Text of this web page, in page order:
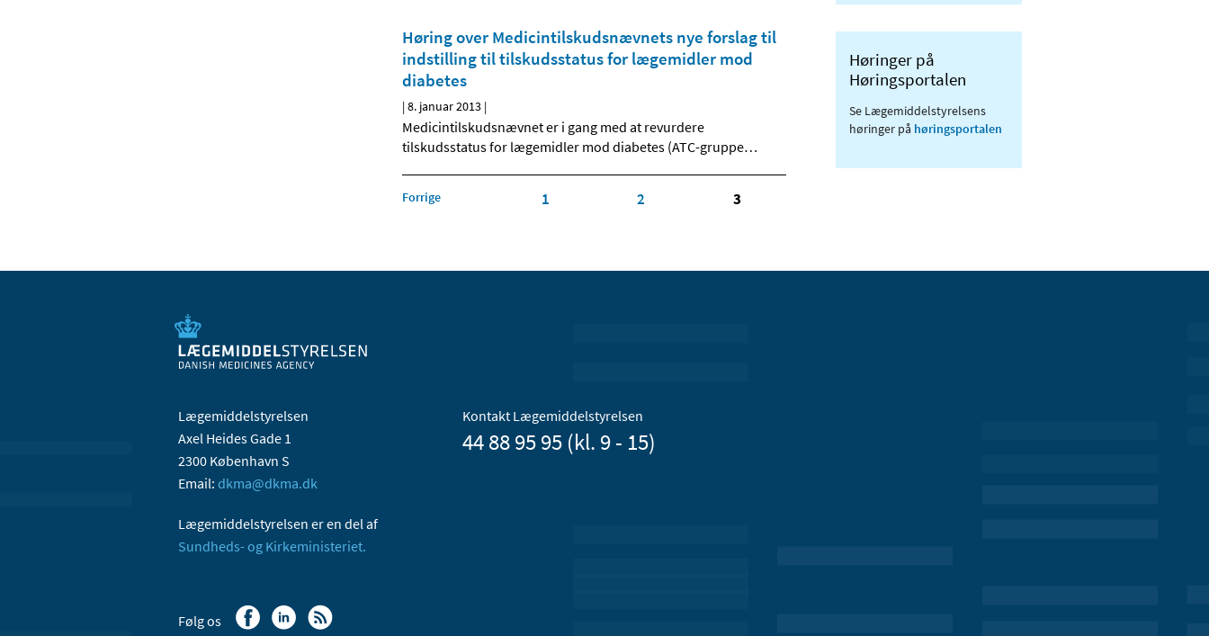
Høring over Medicintilskuds­nævnets nye forslag til
indstilling til tilskudsstatus for lægemidler mod
diabetes
|8. januar 2013 |
Medicintilskudsnævnet er i gang med at revurdere
tilskudsstatus for lægemidler mod diabetes (ATC-gruppe…
Forrige 1 2 3
Høringer på
Høringsportalen
Se Lægemiddelstyrelsens
høringer på høringsportalen
Lægemiddelstyrelsen
Axel Heides Gade 1
2300 København S
Email: dkma@dkma.dk
Lægemiddelstyrelsen er en del af
Sundheds- og Kirkeministeriet.
Kontakt Lægemiddelstyrelsen
44 88 95 95 (kl. 9 - 15)
Følg os